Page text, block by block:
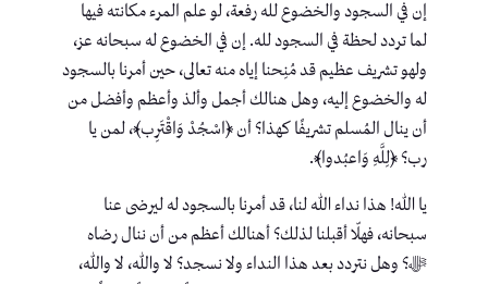
إن في السجود والخضوع لله رفعة، لو علم المرء مكانته فيها
لما تردد لحظة في السجود لله. إن في الخضوع له سبحانه عز،
ولهو تشريف عظيم قد مُنِحنا إياه منه تعالى، حين أمرنا بالسجود
له والخضوع إليه، وهل هنالك أجمل وألذ وأعظم وأفضل من
أن ينال المُسلم تشريفًا كهذا؟ أن ﴿اسْجُدْ وَاقْتَرِب﴾، لمن يا
رب؟ ﴿لِلَّهِ وَاعبُدوا﴾.
يا الله! هذا نداء الله لنا، قد أمرنا بالسجود له ليرضى عنا
سبحانه، فهلّا أقبلنا لذلك؟ أهنالك أعظم من أن ننال رضاه
ﷻ؟ وهل نتردد بعد هذا النداء ولا نسجد؟ لا والله، لا والله،